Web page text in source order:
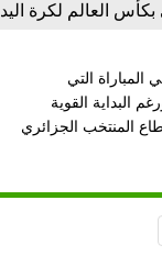
العالم لكرة اليد
الجزائري فوزا مثيرا على نظيره المغربي بفارق هدف واحد بنتيجة 24-23 في المباراة التي
ضمن المجموعة السادسة بكأس العالم لكرة اليد "مصر 2021". ورغم البداية القوية
أنهى الشوط الأول لمصلحته بفارق سبعة أهداف بنتيجة 15-8. استطاع المنتخب الجزائري